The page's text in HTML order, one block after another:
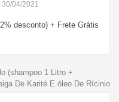
30/04/2021
desconto) + Frete Grátis
(shampoo 1 Litro +
De Karité E óleo De Rícinio